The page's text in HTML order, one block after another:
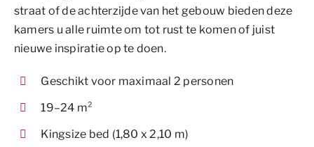
straat of de achterzijde van het gebouw bieden deze
kamers u alle ruimte om tot rust te komen of juist
nieuwe inspiratie op te doen.
Geschikt voor maximaal 2 personen
19–24 m²
Kingsize bed (1,80 x 2,10 m)